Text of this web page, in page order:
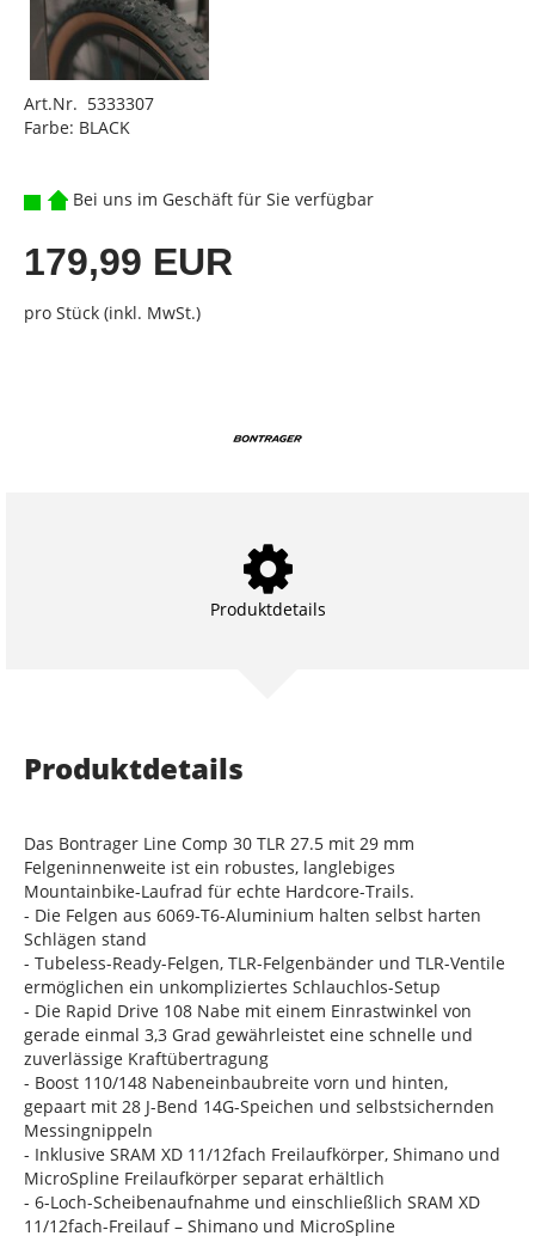
Art.Nr. 5333307
Farbe: BLACK
Bei uns im Geschäft für Sie verfügbar
179,99 EUR
pro Stück (inkl. MwSt.)
Produktdetails
Produktdetails
Das Bontrager Line Comp 30 TLR 27.5 mit 29 mm
Felgeninnenweite ist ein robustes, langlebiges
Mountainbike-Laufrad für echte Hardcore-Trails.
- Die Felgen aus 6069-T6-Aluminium halten selbst harten
Schlägen stand
- Tubeless-Ready-Felgen, TLR-Felgenbänder und TLR-Ventile
ermöglichen ein unkompliziertes Schlauchlos-Setup
- Die Rapid Drive 108 Nabe mit einem Einrastwinkel von
gerade einmal 3,3 Grad gewährleistet eine schnelle und
zuverlässige Kraftübertragung
- Boost 110/148 Nabeneinbaubreite vorn und hinten,
gepaart mit 28 J-Bend 14G-Speichen und selbstsichernden
Messingnippeln
- Inklusive SRAM XD 11/12fach Freilaufkörper, Shimano und
MicroSpline Freilaufkörper separat erhältlich
- 6-Loch-Scheibenaufnahme und einschließlich SRAM XD
11/12fach-Freilauf – Shimano und MicroSpline